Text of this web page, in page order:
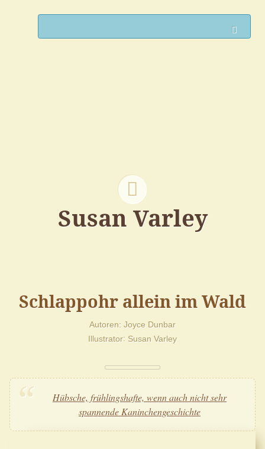
Susan Varley
Schlappohr allein im Wald
Autoren Joyce Dunbar
Illustrator Susan Varley
Hübsche, frühlingshafte, wenn auch nicht sehr
spannende Kaninchengeschichte